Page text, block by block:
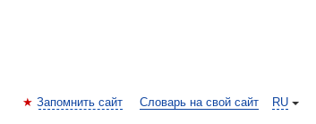
RU
Запомнить сайт Словарь на свой сайт